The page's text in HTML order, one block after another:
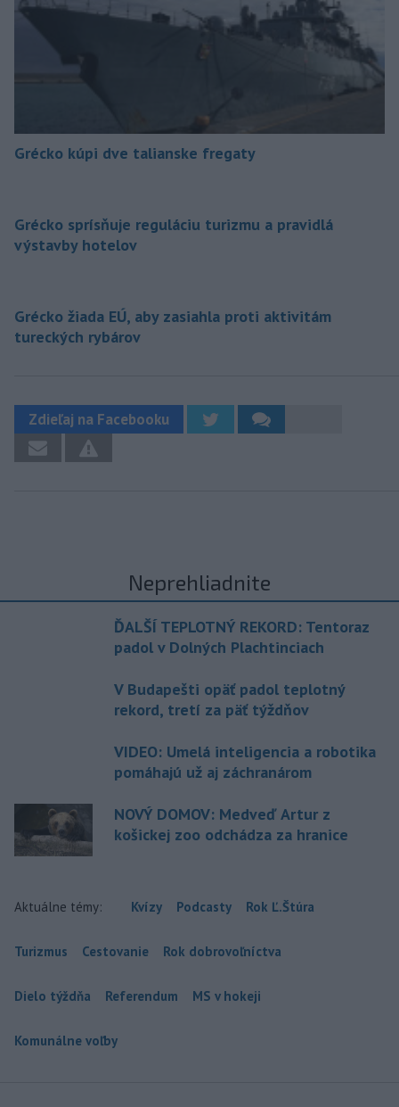
Grécko kúpi dve talianske fregaty
Grécko sprísňuje reguláciu turizmu a pravidlá
výstavby hotelov
Grécko žiada EÚ, aby zasiahla proti aktivitám
tureckých rybárov
Zdieľaj na Facebooku
Neprehliadnite
ĎALŠÍ TEPLOTNÝ REKORD: Tentoraz
padol v Dolných Plachtinciach
V Budapešti opäť padol teplotný
rekord, tretí za päť týždňov
VIDEO: Umelá inteligencia a robotika
pomáhajú už aj záchranárom
NOVÝ DOMOV: Medveď Artur z
košickej zoo odchádza za hranice
Aktuálne témy: Kvízy Podcasty Rok Ľ.Štúra
Turizmus Cestovanie Rok dobrovoľníctva
Dielo týždňa Referendum MS v hokeji
Komunálne voľby